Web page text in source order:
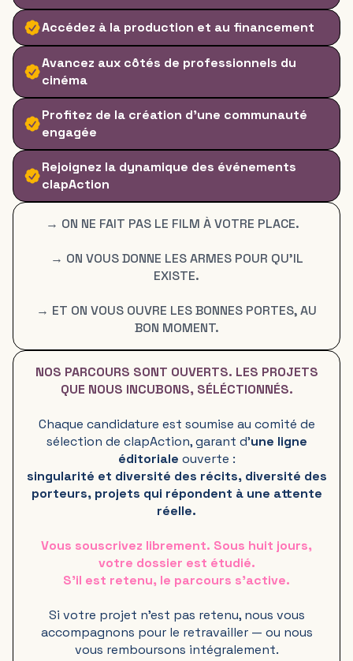
Accédez à la production et au financement
Avancez aux côtés de professionnels du
cinéma
Profitez de la création d'une communauté
engagée
Rejoignez la dynamique des événements
clapAction
→ ON NE FAIT PAS LE FILM À VOTRE PLACE.
→ ON VOUS DONNE LES ARMES POUR QU’IL
EXISTE.
→ ET ON VOUS OUVRE LES BONNES PORTES, AU
BON MOMENT.
NOS PARCOURS SONT OUVERTS. LES PROJETS
QUE NOUS INCUBONS, SÉLÉCTIONNÉS.
Chaque candidature est soumise au comité de
sélection de clapAction, garant d'une ligne
éditoriale ouverte :
singularité et diversité des récits, diversité des
porteurs, projets qui répondent à une attente
réelle.
Vous souscrivez librement. Sous huit jours,
votre dossier est étudié.
S'il est retenu, le parcours s'active.
Si votre projet n'est pas retenu, nous vous
accompagnons pour le retravailler — ou nous
vous remboursons intégralement.